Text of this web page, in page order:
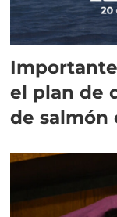
el plan de
de salmón